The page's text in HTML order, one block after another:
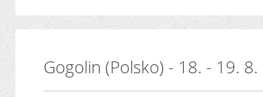
Gogolin (Polsko) - 18. - 19.